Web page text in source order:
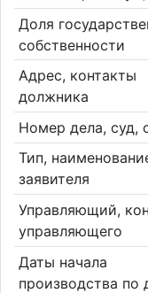
Доля
собственности
Адрес, контакты
должника
Номер дела, суд,
Тип,
заявителя
Управляющий,
управляющего
Даты начала
производства по